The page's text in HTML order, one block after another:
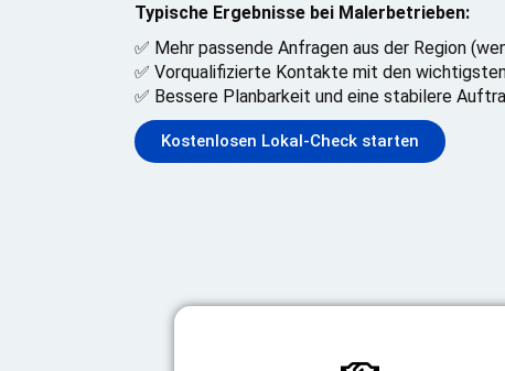
Typische Ergebnisse bei Malerbetrieben:
✅ Mehr passende Anfragen aus der Region
✅ Vorqualifizierte Kontakte mit den
✅ Bessere Planbarkeit und eine stabilere
Kostenlosen Lokal-Check starten